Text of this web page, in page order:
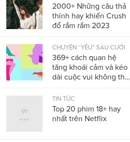
2000+ Những câu thả
thính hay khiến Crush
đổ rầm rầm 2023
CHUYỆN “YÊU” SAU CƯỚI
369+ cách quan hệ
tăng khoái cảm và kéo
dài cuộc vui không thể
2023
TIN TỨC
Top 20 phim 18+ hay
nhất trên Netflix